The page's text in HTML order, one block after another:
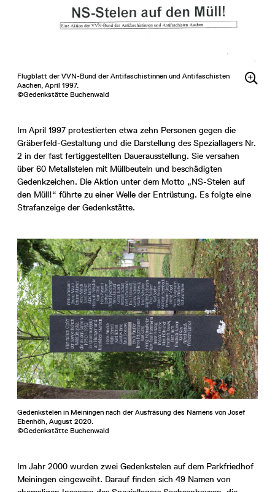
Flugblatt der VVN-Bund der Antifaschistinnen und Antifaschisten
Aachen, April 1997.
©Gedenkstätte Buchenwald
Im April 1997 protestierten etwa zehn Personen gegen die
Gräberfeld-Gestaltung und die Darstellung des Speziallagers Nr.
2 in der fast fertiggestellten Dauerausstellung. Sie versahen
über 60 Metallstelen mit Müllbeuteln und beschädigten
Gedenkzeichen. Die Aktion unter dem Motto „NS-Stelen auf
den Müll!“ führte zu einer Welle der Entrüstung. Es folgte eine
Strafanzeige der Gedenkstätte.
Gedenkstelen in Meiningen nach der Ausfräsung des Namens von Josef
Ebenhöh, August 2020.
©Gedenkstätte Buchenwald
Im Jahr 2000 wurden zwei Gedenkstelen auf dem Parkfriedhof
Meiningen eingeweiht. Darauf finden sich 49 Namen von